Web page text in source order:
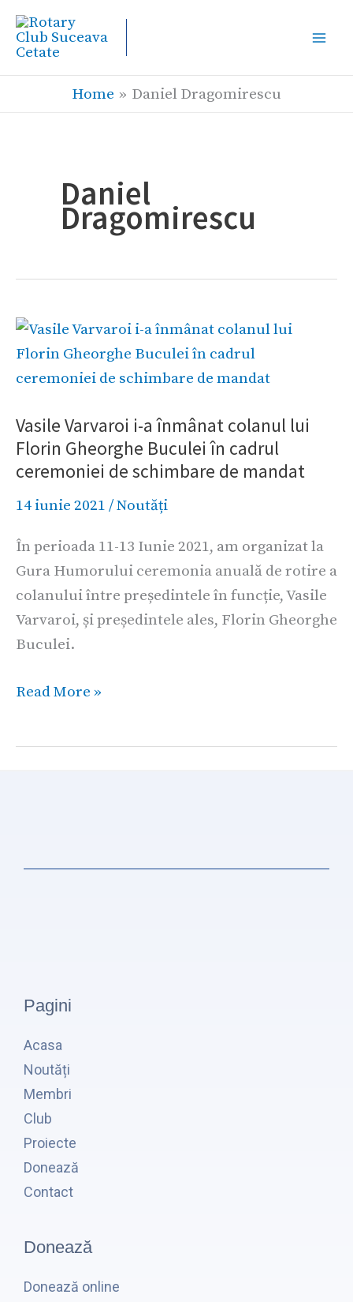
Skip
content
Home
Daniel Dragomirescu
Daniel
Dragomirescu
Vasile Varvaroi i-a înmânat colanul lui
Florin Gheorghe Buculei în cadrul
ceremoniei de schimbare de mandat
14 iunie 2021 /Noutăți
În perioada 11-13 Iunie 2021, am organizat la
Gura Humorului ceremonia anuală de rotire a
colanului între președintele în funcție, Vasile
Varvaroi, și președintele ales, Florin Gheorghe
Buculei.
Vasile
Varvaroi
i-
înmânat
colanul
lui
Florin
Buculei
în
cadrul
ceremoniei
de
de
Read More »
Pagini
Acasa
Noutăți
Membri
Club
Proiecte
Donează
Contact
Donează
Donează online